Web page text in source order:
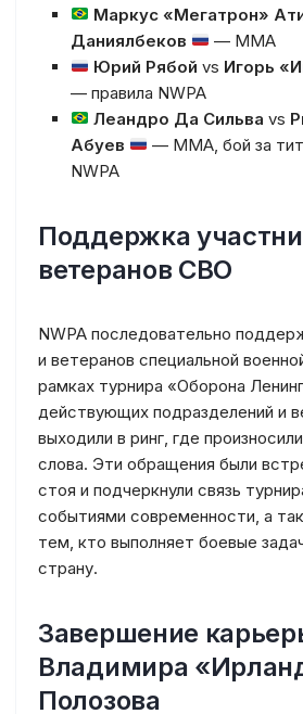
Маркус «Мегатрон»
Даниялбеков
— MMA
Юрий Рябой vs Игорь
— правила NWPA
Леандро Да Сильва vs
Абуев
— MMA, бой за
NWPA
Поддержка
ветеранов СВО
NWPA последовательно
и ветеранов специальной
рамках турнира «Оборона
действующих подразделений и
выходили в ринг, где
слова. Эти обращения были
стоя и подчеркнули связь
событиями современности, а
тем, кто выполняет боевые
страну.
Завершение
Владимира
Полозова